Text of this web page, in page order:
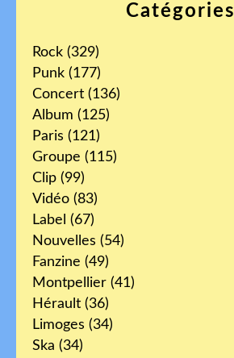
Catégories
Rock (329)
Punk (177)
Concert (136)
Album (125)
Paris (121)
Groupe (115)
Clip (99)
Vidéo (83)
Label (67)
Nouvelles (54)
Fanzine (49)
Montpellier (41)
Hérault (36)
Limoges (34)
Ska (34)